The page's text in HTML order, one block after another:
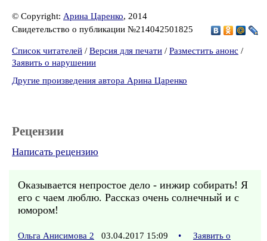
© Copyright: Арина Царенко, 2014
Свидетельство о публикации №214042501825
Список читателей / Версия для печати / Разместить анонс /
Заявить о нарушении
Другие произведения автора Арина Царенко
Рецензии
Написать рецензию
Оказывается непростое дело - инжир собирать! Я
его с чаем люблю. Рассказ очень солнечный и с
юмором!
Ольга Анисимова 2 03.04.2017 15:09 •
Заявить о